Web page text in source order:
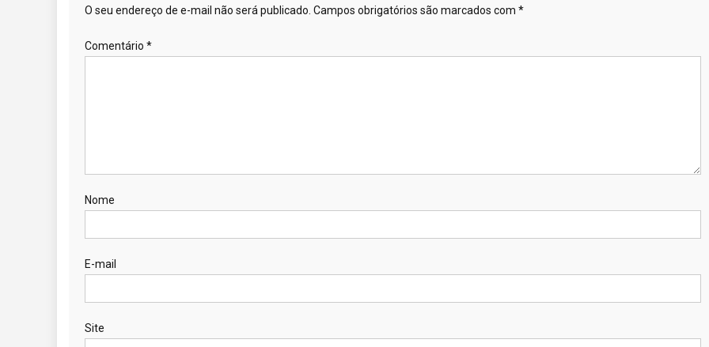
O seu endereço de e-mail não será publicado. Campos obrigatórios são marcados com *
Comentário *
Nome
E-mail
Site